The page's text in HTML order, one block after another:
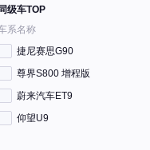
级车TOP
系名称
捷尼赛思G90
尊界S800 增程版
蔚来汽车ET9
仰望U9